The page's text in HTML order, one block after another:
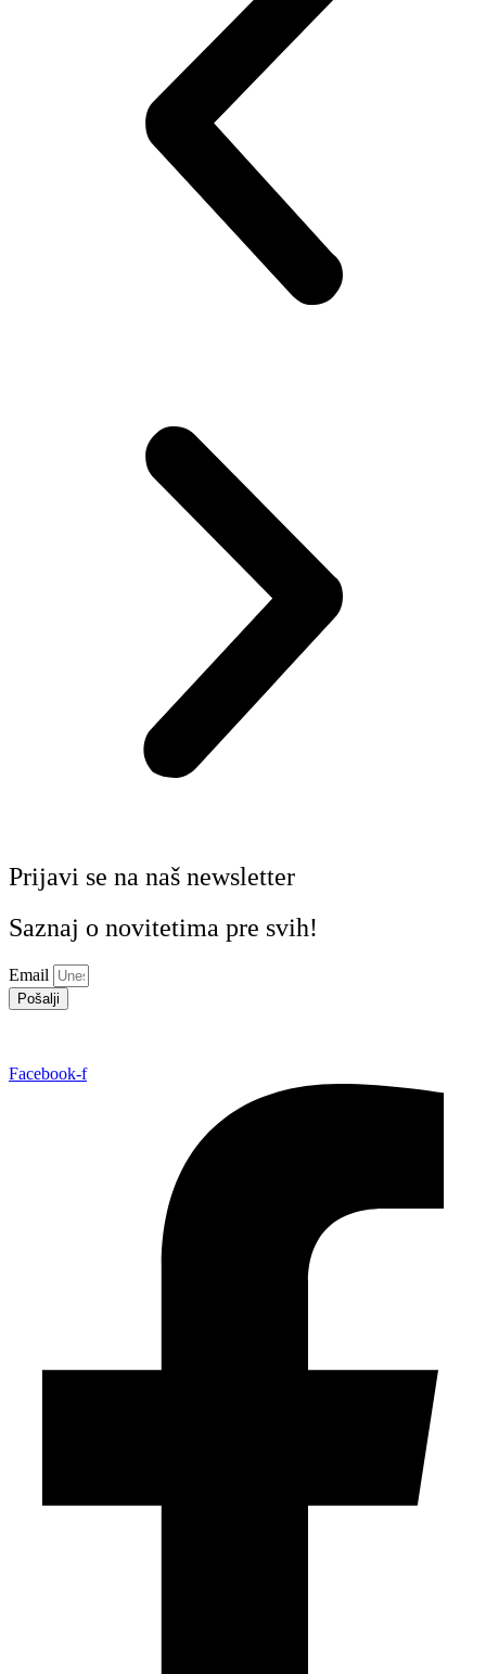
Prijavi se na naš newsletter
Saznaj o novitetima pre svih!
Email
Pošalji
Facebook-f